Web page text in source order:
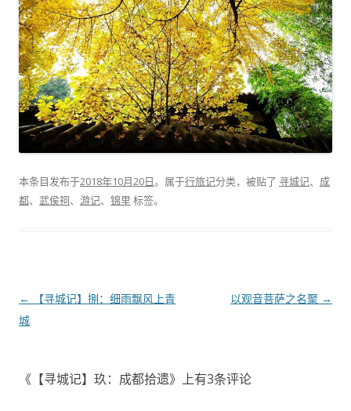
本条目发布于2018年10月20日。属于行旅记分类，被贴了 寻城记、 成
都、 武侯祠、 游记、 锦里 标签。
文
章
←
【寻城记】捌：细雨飘风上青
城
以观音菩萨之名聚 →
《 【寻城记】玖：成都拾遗》上有3条评论